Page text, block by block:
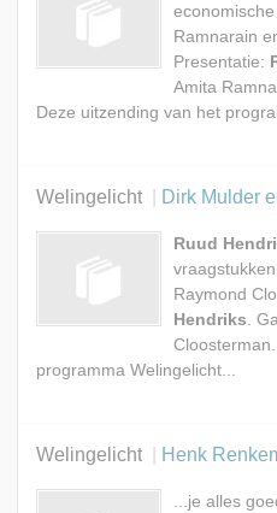
Ramnarain
Presentatie:
Amita
Deze uitzending van het
Welingelicht Dirk Mulder en Raymond
Ruud
Raymond
Hendriks.
programma Welingelicht...
Welingelicht Henk Renkema en
...je alles